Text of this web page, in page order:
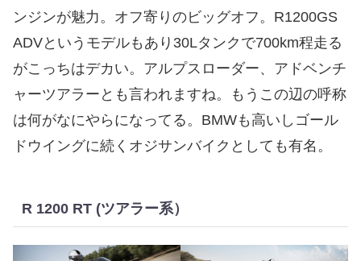
ンジンが魅力。オフ寄りのビッグオフ。R1200GS
ADVというモデルもあり30Lタンクで700km程走る
がこっちはデカい。アルプスローダー、アドベンチ
ャーツアラーとも言われますね。もうこの辺の呼称
は何がなにやらになってる。BMWも高いしゴール
ドウイングに続くオジサンバイクとしても有名。
R 1200 RT (ツアラー系）